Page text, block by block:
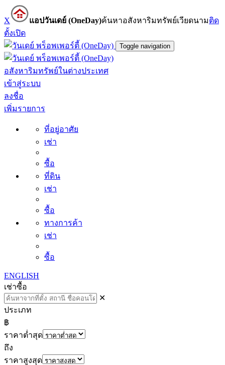
X แอปวันเดย์ (OneDay)ค้นหาอสังหาริมทรัพย์เวียดนามติด
ตั้งเปิด
Toggle navigation
อสังหาริมทรัพย์ในต่างประเทศ
เข้าสู่ระบบ
ลงชื่อ
เพิ่มรายการ
ที่อยู่อาศัย
เช่า
ซื้อ
ที่ดิน
เช่า
ซื้อ
ทางการค้า
เช่า
ซื้อ
ENGLISH
เช่าซื้อ
✕
ประเภท
฿
ราคาต่ำสุด
ถึง
ราคาสูงสุด